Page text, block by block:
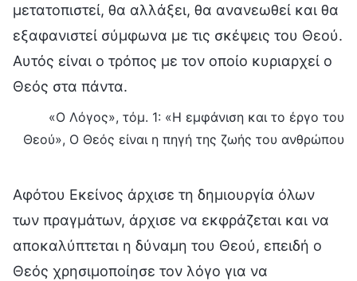
μετατοπιστεί, θα αλλάξει, θα ανανεωθεί και θα
εξαφανιστεί σύμφωνα με τις σκέψεις του Θεού.
Αυτός είναι ο τρόπος με τον οποίο κυριαρχεί ο
Θεός στα πάντα.
«Ο Λόγος», τόμ. 1: «Η εμφάνιση και το έργο του
Θεού», Ο Θεός είναι η πηγή της ζωής του ανθρώπου
Αφότου Εκείνος άρχισε τη δημιουργία όλων
των πραγμάτων, άρχισε να εκφράζεται και να
αποκαλύπτεται η δύναμη του Θεού, επειδή ο
Θεός χρησιμοποίησε τον λόγο για να